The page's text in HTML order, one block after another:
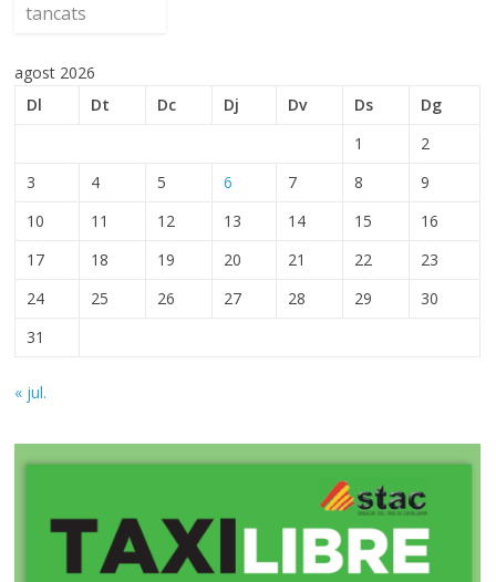
tancats
agost 2026
Dl
Dt Dc Dj Dv Ds
Dg
1
2
3
4 5 6 7 8
9
10
11 12 13 14 15
16
17
18 19 20 21 22
23
24
25 26 27 28 29
30
31
« jul.